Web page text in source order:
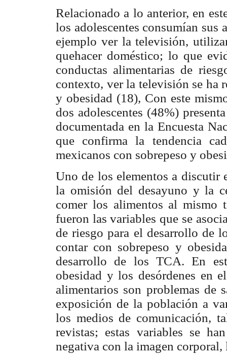
Relacionado a lo anterior, en
los adolescentes consumían
ejemplo ver la televisión,
quehacer doméstico; lo que
conductas alimentarias de
contexto, ver la televisión se ha
y obesidad (18), Con este
dos adolescentes (48%)
documentada en la Encuesta
que confirma la tendencia
mexicanos con sobrepeso y
Uno de los elementos a discutir
la omisión del desayuno y la
comer los alimentos al mismo
fueron las variables que se
de riesgo para el desarrollo de
contar con sobrepeso y
desarrollo de los TCA. En
obesidad y los desórdenes en
alimentarios son problemas de
exposición de la población a
los medios de comunicación,
revistas; estas variables se
negativa con la imagen